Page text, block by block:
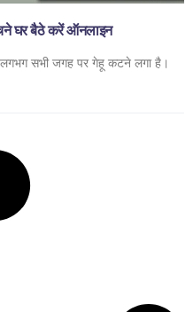
घर बैठे करें ऑनलाइन
सभी जगह पर गेहू कटने लगा है।